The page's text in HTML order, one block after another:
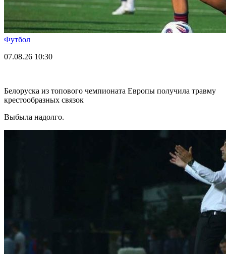
Футбол
07.08.26 10:30
Белоруска из топового чемпионата Европы получила травму
крестообразных связок
Выбыла надолго.